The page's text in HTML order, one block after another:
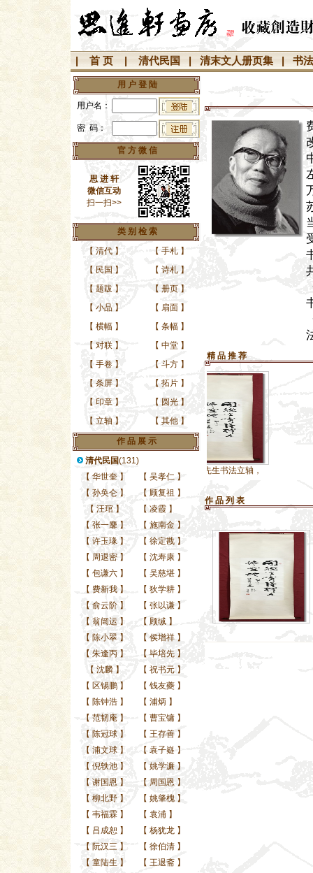
首 页 清代民国 清末文人册页集 书
用 户 登 陆
用户名：
密 码：
官 方 微 信
思 进 轩
微信互动
扫一扫>>
类 别 检 索
【 清代 】 【 手札 】
【 民国 】 【 诗札 】
【 题跋 】 【 册页 】
【 小品 】 【 扇面 】
【 横幅 】 【 条幅 】
【 对联 】 【 中堂 】
【 手卷 】 【 斗方 】
【 条屏 】 【 拓片 】
【 印章 】 【 圆光 】
【 立轴 】 【 其他 】
作 品 展 示
清代民国(131)
【 华世奎 】 【 吴孝仁 】
【 孙奂仑 】 【 顾复祖 】
【 汪琯 】 【 凌霞 】
【 张一麐 】 【 施南金 】
【 许玉瑑 】 【 徐定戡 】
【 周退密 】 【 沈寿康 】
【 包谦六 】 【 吴慈堪 】
【 费新我 】 【 狄学耕 】
【 俞云阶 】 【 张以谦 】
【 翁闿运 】 【 顾缄 】
【 陈小翠 】 【 侯增祥 】
【 朱逢丙 】 【 毕培先 】
【 沈麟 】 【 祝书元 】
【 区锡鹏 】 【 钱友夔 】
【 陈钟浩 】 【 浦炳 】
【 范韧庵 】 【 曹宝镛 】
【 陈冠球 】 【 王存善 】
【 浦文球 】 【 袁子嶷 】
【 倪轶池 】 【 姚学濂 】
【 谢国恩 】 【 周国恩 】
【 柳北野 】 【 姚肇槐 】
【 韦福霖 】 【 袁浦 】
【 吕成恕 】 【 杨犹龙 】
【 阮汉三 】 【 徐伯清 】
【 童陆生 】 【 王退斋 】
精 品 推 荐
费新我先生书法立轴，
作 品 列 表